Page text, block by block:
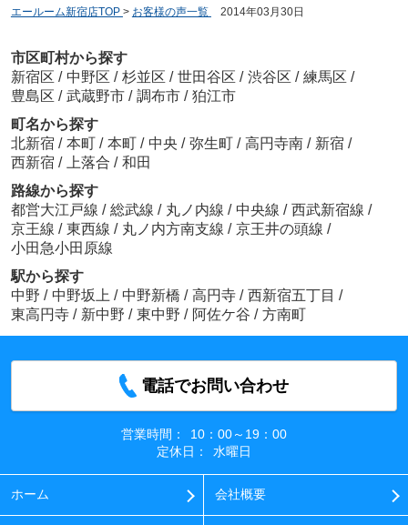
エールーム新宿店TOP > お客様の声一覧 2014年03月30日
市区町村から探す
新宿区 / 中野区 / 杉並区 / 世田谷区 / 渋谷区 / 練馬区 /
豊島区 / 武蔵野市 / 調布市 / 狛江市
町名から探す
北新宿 / 本町 / 本町 / 中央 / 弥生町 / 高円寺南 / 新宿 /
西新宿 / 上落合 / 和田
路線から探す
都営大江戸線 / 総武線 / 丸ノ内線 / 中央線 / 西武新宿線 /
京王線 / 東西線 / 丸ノ内方南支線 / 京王井の頭線 /
小田急小田原線
駅から探す
中野 / 中野坂上 / 中野新橋 / 高円寺 / 西新宿五丁目 /
東高円寺 / 新中野 / 東中野 / 阿佐ケ谷 / 方南町
電話でお問い合わせ
営業時間：
10：00～19：00
定休日：
水曜日
ホーム 会社概要